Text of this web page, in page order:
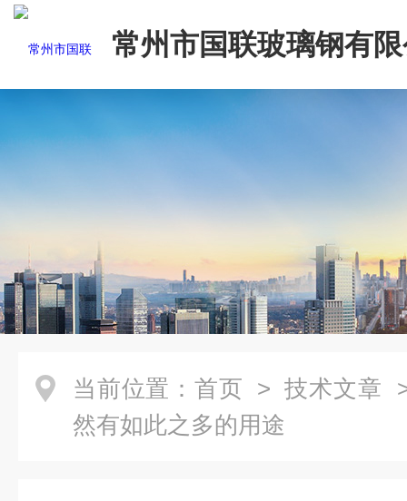
常州市国联玻璃钢有
当前位置： 首页 > 技术文章
然有如此之多的用途